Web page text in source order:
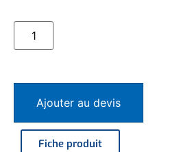
Ajouter au devis
Fiche produit